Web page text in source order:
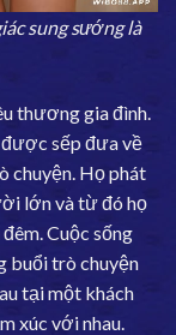
sung sướng là
thương gia đình.
được sếp đưa về
chuyện. Họ phát
lớn và từ đó họ
Cuộc sống
buổi trò chuyện
tại một khách
xúc với nhau.